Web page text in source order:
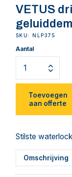
VETUS
SKU: NLP375
Aantal
Toevoegen
aan offerte
Stilste
Omschrijving